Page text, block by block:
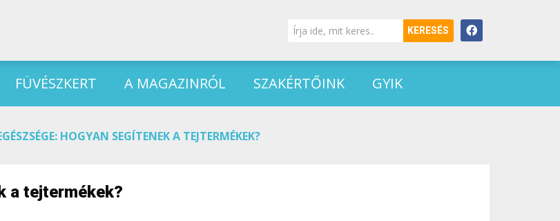
KERESÉS
FÜVÉSZKERT A MAGAZINRÓL SZAKÉRTŐINK GYIK
HOGYAN SEGÍTENEK A TEJTERMÉKEK?
a tejtermékek?